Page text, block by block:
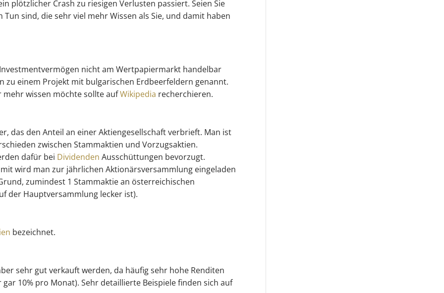
plötzlicher Crash zu riesigen Verlusten passiert. Seien Sie
sind, die sehr viel mehr Wissen als Sie, und damit haben
nicht am Wertpapiermarkt handelbar
zu einem Projekt mit bulgarischen Erdbeerfeldern genannt.
mehr wissen möchte sollte aufWikipedia recherchieren.
das den Anteil an einer Aktiengesellschaft verbrieft. Man ist
zwischen Stammaktien und Vorzugsaktien.
dafür bei Dividenden Ausschüttungen bevorzugt.
wird man zur jährlichen Aktionärsversammlung eingeladen
zumindest 1 Stammaktie an österreichischen
der Hauptversammlung lecker ist).
bezeichnet.
sehr gut verkauft werden, da häufig sehr hohe Renditen
10% pro Monat). Sehr detaillierte Beispiele finden sich auf